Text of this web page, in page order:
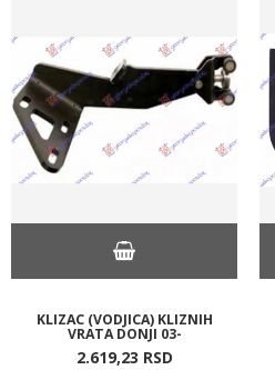
KLIZAC (VODJICA) KLIZNIH
VRATA DONJI 03-
2.619,23 RSD